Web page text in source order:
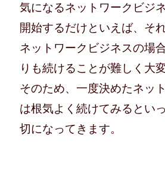
気になるネットワークビジ
開始するだけといえば、そ
ネットワークビジネスの場
りも続けることが難しく大変
そのため、一度決めたネッ
は根気よく続けてみるとい
切になってきます。